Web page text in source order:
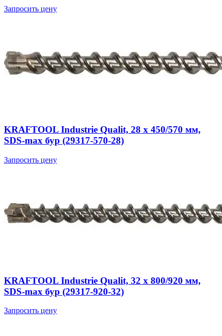
Запросить цену
KRAFTOOL Industrie Qualit, 28 x 450/570 мм,
SDS-max бур (29317-570-28)
Запросить цену
KRAFTOOL Industrie Qualit, 32 x 800/920 мм,
SDS-max бур (29317-920-32)
Запросить цену